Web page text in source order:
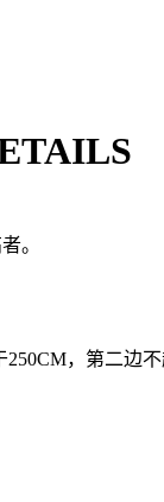
。
，第二边